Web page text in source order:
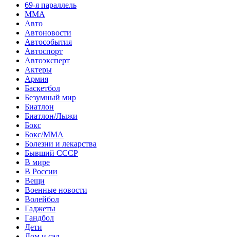
69-я параллель
MMA
Авто
Автоновости
Автособытия
Автоспорт
Автоэксперт
Актеры
Армия
Баскетбол
Безумный мир
Биатлон
Биатлон/Лыжи
Бокс
Бокс/MMA
Болезни и лекарства
Бывший СССР
В мире
В России
Вещи
Военные новости
Волейбол
Гаджеты
Гандбол
Дети